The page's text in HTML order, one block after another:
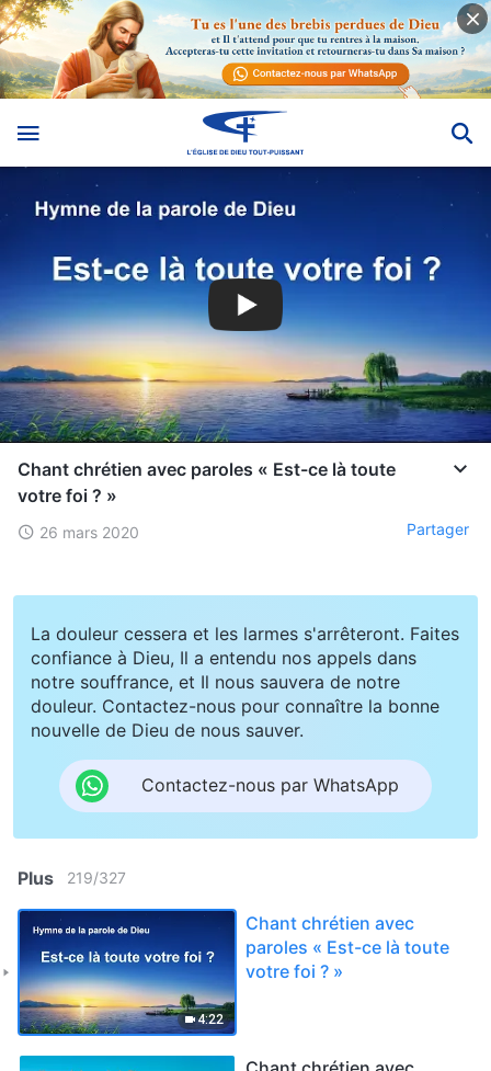
Chant chrétien avec paroles « Est-ce là toute
votre foi ? »
26 mars 2020 Partager
La douleur cessera et les larmes s'arrêteront. Faites
confiance à Dieu, Il a entendu nos appels dans
notre souffrance, et Il nous sauvera de notre
douleur. Contactez-nous pour connaître la bonne
nouvelle de Dieu de nous sauver.
Contactez-nous par WhatsApp
Plus 219/327
4:22
Chant chrétien avec
paroles « Est-ce là toute
votre foi ? »